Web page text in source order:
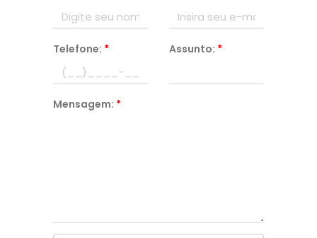
Telefone: * Assunto: *
Mensagem: *